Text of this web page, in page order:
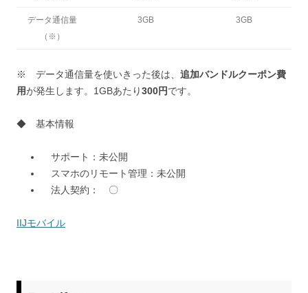
データ通信量
（※）
3GB 3GB
※ データ通信量を使いきった後は、 追加バンドルクーポン費
用が発生します。1GBあたり300円です。
◆ 基本情報
サポート：未公開
スマホのリモート管理：未公開
法人契約： 〇
IIJモバイル